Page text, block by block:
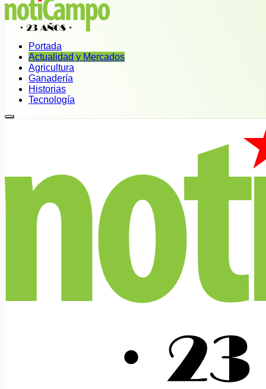
Portada
Actualidad y Mercados
Agricultura
Ganadería
Historias
Tecnología